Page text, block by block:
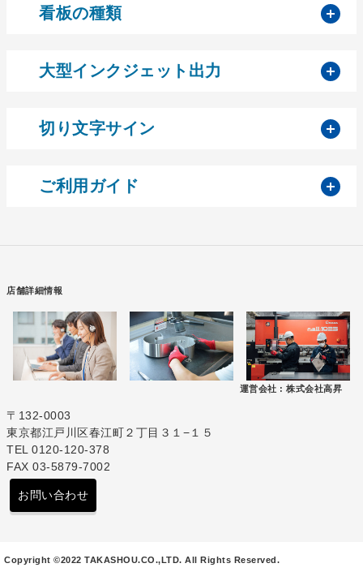
看板の種類
大型インクジェット出力
切り文字サイン
ご利用ガイド
店舗詳細情報
運営会社 : 株式会社高昇
〒132-0003
東京都江戸川区春江町２丁目３１−１５
TEL 0120-120-378
FAX 03-5879-7002
お問い合わせ
Copyright ©2022 TAKASHOU.CO.,LTD. All Rights Reserved.